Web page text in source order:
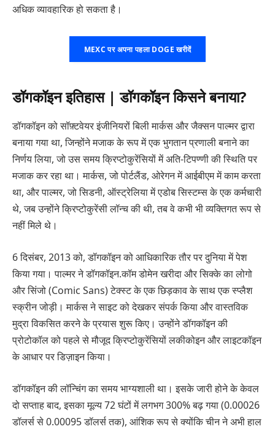
अधिक व्यावहारिक हो सकता है।
MEXC पर अपना पहला DOGE खरीदें
डॉगकॉइन इतिहास | डॉगकॉइन किसने बनाया?
डॉगकॉइन को सॉफ़्टवेयर इंजीनियरों बिली मार्कस और जैक्सन पाल्मर द्वारा
बनाया गया था, जिन्होंने मजाक के रूप में एक भुगतान प्रणाली बनाने का
निर्णय लिया, जो उस समय क्रिप्टोकुरेंसियों में अति-टिपण्णी की स्थिति पर
मजाक कर रहा था। मार्कस, जो पोर्टलैंड, ओरेगन में आईबीएम में काम करता
था, और पाल्मर, जो सिडनी, ऑस्ट्रेलिया में एडोब सिस्टम्स के एक कर्मचारी
थे, जब उन्होंने क्रिप्टोकुरेंसी लॉन्च की थी, तब वे कभी भी व्यक्तिगत रूप से
नहीं मिले थे।
6 दिसंबर, 2013 को, डॉगकॉइन को आधिकारिक तौर पर दुनिया में पेश
किया गया। पाल्मर ने डॉगकॉइन.कॉम डोमेन खरीदा और सिक्के का लोगो
और सिंजो (Comic Sans) टेक्स्ट के एक छिड़काव के साथ एक स्प्लैश
स्क्रीन जोड़ी। मार्कस ने साइट को देखकर संपर्क किया और वास्तविक
मुद्रा विकसित करने के प्रयास शुरू किए। उन्होंने डॉगकॉइन की
प्रोटोकॉल को पहले से मौजूद क्रिप्टोकुरेंसियों लकीकोइन और लाइटकॉइन
के आधार पर डिज़ाइन किया।
डॉगकॉइन की लॉन्चिंग का समय भाग्यशाली था। इसके जारी होने के केवल
दो सप्ताह बाद, इसका मूल्य 72 घंटों में लगभग 300% बढ़ गया (0.00026
डॉलर्स से 0.00095 डॉलर्स तक), आंशिक रूप से क्योंकि चीन ने अभी हाल